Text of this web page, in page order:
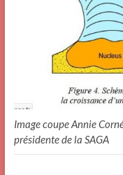
Image coupe Annie
présidente de la SAGA